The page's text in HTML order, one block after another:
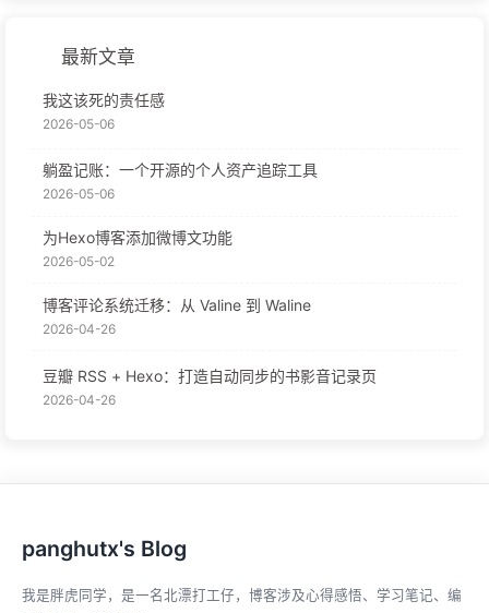
最新文章
我这该死的责任感
2026-05-06
躺盈记账：一个开源的个人资产追踪工具
2026-05-06
为Hexo博客添加微博文功能
2026-05-02
博客评论系统迁移：从 Valine 到 Waline
2026-04-26
豆瓣 RSS + Hexo：打造自动同步的书影音记录页
2026-04-26
panghutx's Blog
我是胖虎同学，是一名北漂打工仔，博客涉及心得感悟、学习笔记、编